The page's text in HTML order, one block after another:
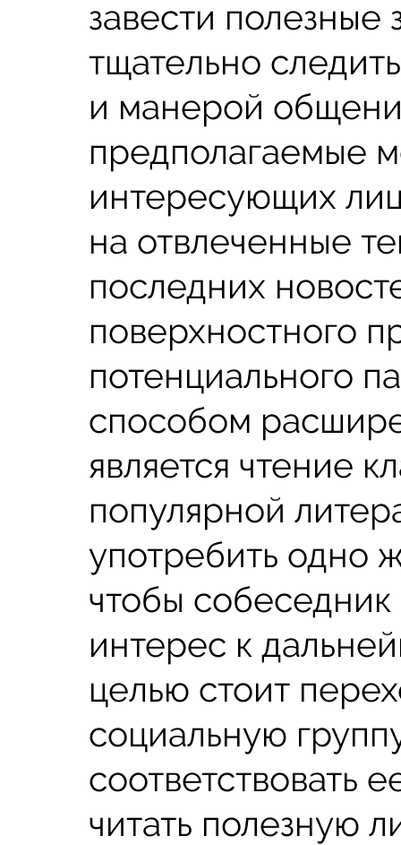
завести полезные
тщательно
и манерой
предполагаемые
интересующих
на отвлеченные
последних
поверхностного
потенциального
способом
является чтение
популярной
употребить одно
чтобы
интерес к
целью стоит
социальную
соответствовать
читать полезную